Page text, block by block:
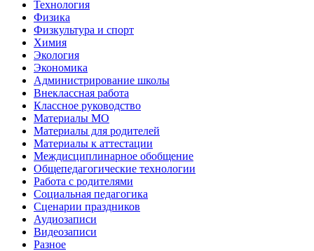
Технология
Физика
Физкультура и спорт
Химия
Экология
Экономика
Администрирование школы
Внеклассная работа
Классное руководство
Материалы МО
Материалы для родителей
Материалы к аттестации
Междисциплинарное обобщение
Общепедагогические технологии
Работа с родителями
Социальная педагогика
Сценарии праздников
Аудиозаписи
Видеозаписи
Разное